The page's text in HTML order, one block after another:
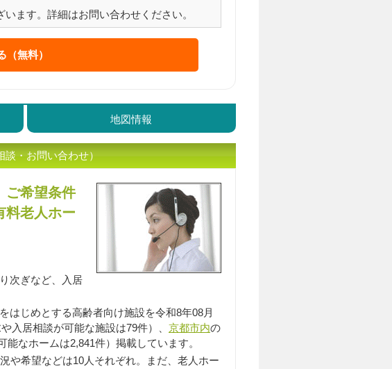
ます。詳細はお問い合わせください。
（無料）
地図情報
・お問い合わせ）
ご希望条件
料老人ホー
次ぎなど、入居
をはじめとする高齢者向け施設を令和8年08月
入居相談が可能な施設は79件）、 京都市内の
なホームは2,841件）掲載しています。
希望などは10人それぞれ。まだ、老人ホー